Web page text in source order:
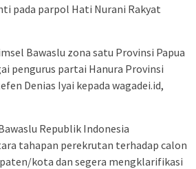
pada parpol Hati Nurani Rakyat
Bawaslu zona satu Provinsi Papua
pengurus partai Hanura Provinsi
Denias Iyai kepada wagadei.id,
Republik Indonesia
tahapan perekrutan terhadap calon
kota dan segera mengklarifikasi